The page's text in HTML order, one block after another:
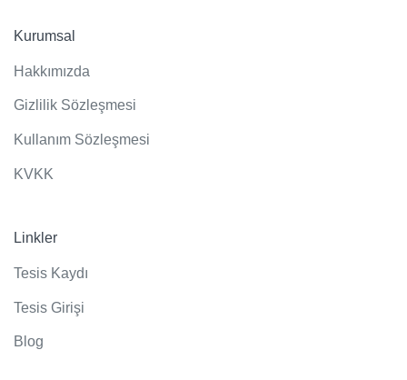
Kurumsal
Hakkımızda
Gizlilik Sözleşmesi
Kullanım Sözleşmesi
KVKK
Linkler
Tesis Kaydı
Tesis Girişi
Blog